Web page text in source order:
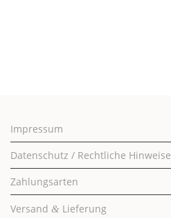
Impressum
Datenschutz / Rechtliche Hinweise
Zahlungsarten
Versand & Lieferung